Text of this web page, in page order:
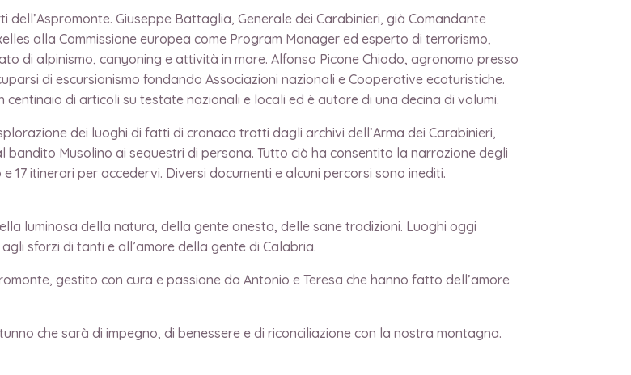
Giuseppe Battaglia, Generale dei Carabinieri, già Comandante
alla Commissione europea come Program Manager ed esperto di terrorismo,
di alpinismo, canyoning e attività in mare. Alfonso Picone Chiodo, agronomo presso
di escursionismo fondando Associazioni nazionali e Cooperative ecoturistiche.
di articoli su testate nazionali e locali ed è autore di una decina di volumi.
dei luoghi di fatti di cronaca tratti dagli archivi dell’Arma dei Carabinieri,
Musolino ai sequestri di persona. Tutto ciò ha consentito la narrazione degli
17 itinerari per accedervi. Diversi documenti e alcuni percorsi sono inediti.
luminosa della natura, della gente onesta, delle sane tradizioni. Luoghi oggi
sforzi di tanti e all’amore della gente di Calabria.
gestito con cura e passione da Antonio e Teresa che hanno fatto dell’amore
che sarà di impegno, di benessere e di riconciliazione con la nostra montagna.